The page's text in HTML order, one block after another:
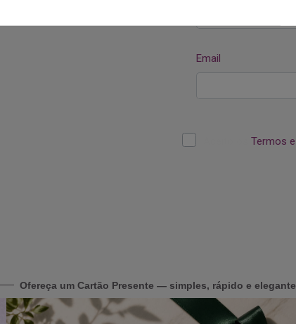
Ofereça um Cartão Presente — simples, rápido e elegante